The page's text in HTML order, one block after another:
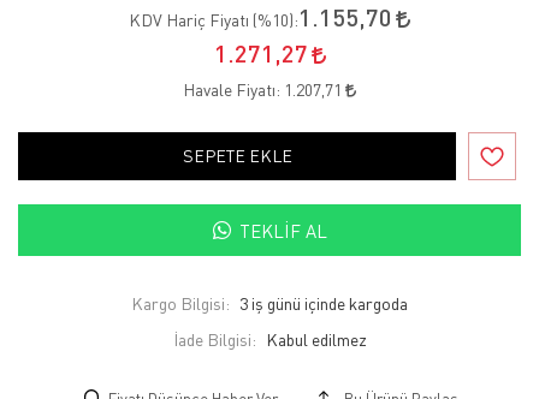
KDV Hariç Fiyatı (%10):1.155,70
1.271,27
Havale Fiyatı: 1.207,71
SEPETE EKLE
TEKLIF AL
Kargo Bilgisi: 3 iş günü içinde kargoda
İade Bilgisi: